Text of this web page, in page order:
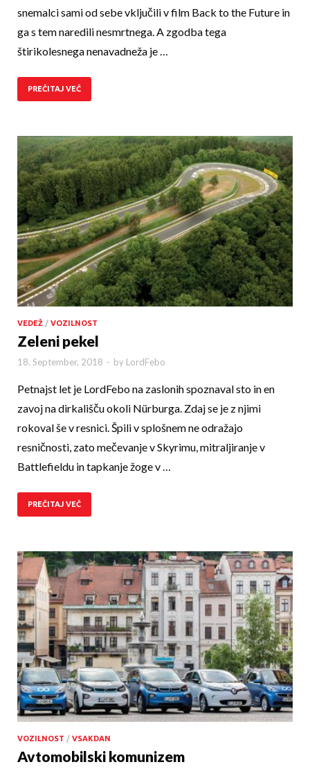
snemalci sami od sebe vključili v film Back to the Future in
ga s tem naredili nesmrtnega. A zgodba tega
štirikolesnega nenavadne­ža je …
PREČITAJ VEČ
VEDEŽ / VOZILNOST
Zeleni pekel
18. September, 2018 - by LordFebo
Petnajst let je LordFebo na zaslonih spoznaval sto in en
zavoj na dirkališču okoli Nürburga. Zdaj se je z njimi
rokoval še v resnici. Špili v splošnem ne odražajo
resničnosti, zato mečevanje v Skyrimu, mitraljiranje v
Battlefieldu in tapkanje žoge v …
PREČITAJ VEČ
VOZILNOST / VSAKDAN
Avtomobilski komunizem